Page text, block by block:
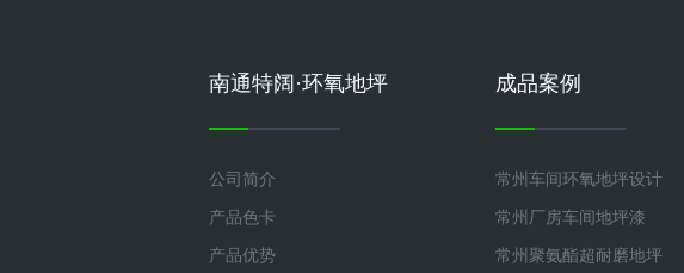
南通特阔·环氧地坪
公司简介
产品色卡
产品优势
成品案例
常州车间环氧地坪设计
常州厂房车间地坪漆
常州聚氨酯超耐磨地坪